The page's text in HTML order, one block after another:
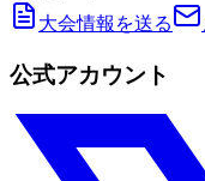
大会情報を送る
公式アカウント